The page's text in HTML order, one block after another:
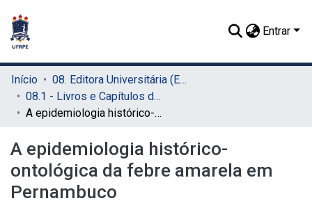
Entrar
Início
08. Editora Universitária (EDUFRPE)
08.1 - Livros e Capítulos de Livros (EDUFRPE)
A epidemiologia histórico-ontológica da febre amarela em Pernambuco
A epidemiologia histórico-
ontológica da febre amarela em
Pernambuco